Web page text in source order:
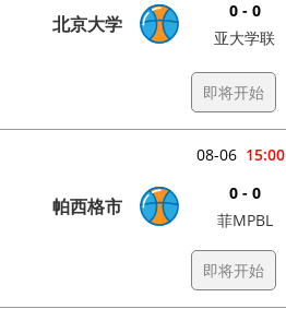
北京大学
0 - 0
亚大学联
即将开始
15:00
08-06
帕西格市
0 - 0
菲MPBL
即将开始